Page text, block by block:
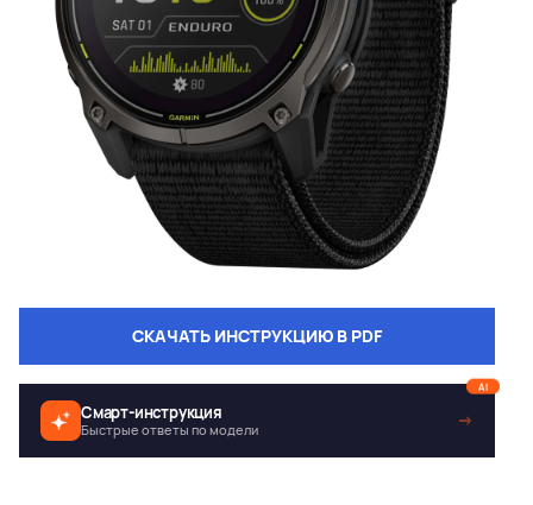
СКАЧАТЬ ИНСТРУКЦИЮ В PDF
Смарт-инструкция
Быстрые ответы по модели →
AI